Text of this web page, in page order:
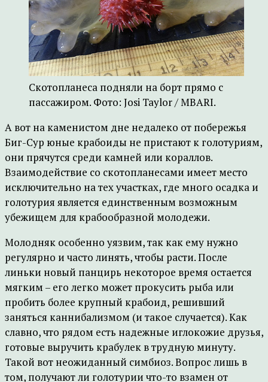
Скотопланеса подняли на борт прямо с
пассажиром. Фото: Josi Taylor / MBARI.
А вот на каменистом дне недалеко от побережья
Биг-Сур юные крабоиды не пристают к голотуриям,
они прячутся среди камней или кораллов.
Взаимодействие со скотопланесами имеет место
исключительно на тех участках, где много осадка и
голотурия является единственным возможным
убежищем для крабообразной молодежи.
Молодняк особенно уязвим, так как ему нужно
регулярно и часто линять, чтобы расти. После
линьки новый панцирь некоторое время остается
мягким – его легко может прокусить рыба или
пробить более крупный крабоид, решивший
заняться каннибализмом (и такое случается). Как
славно, что рядом есть надежные иглокожие друзья,
готовые выручить крабулек в трудную минуту.
Такой вот неожиданный симбиоз. Вопрос лишь в
том, получают ли голотурии что-то взамен от